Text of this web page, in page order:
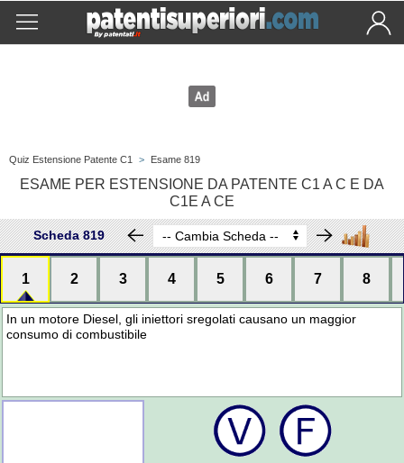
Quiz Estensione Patente C1 > Esame 819
ESAME PER ESTENSIONE DA PATENTE C1 A C E DA
C1E A CE
Scheda 819
1 2 3 4 5 6 7 8
In un motore Diesel, gli iniettori sregolati causano un maggior
consumo di combustibile